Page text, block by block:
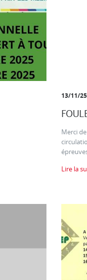
13/11/25
Merci
Lire la